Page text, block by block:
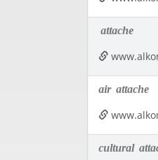
attache
air attache
cultural